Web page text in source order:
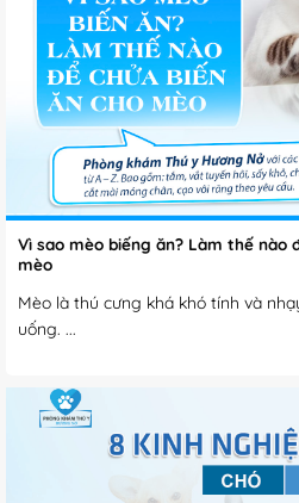
Vì sao mèo biếng ăn? Làm thế nào
mèo
Mèo là thú cưng khá khó tính và
uống. ...